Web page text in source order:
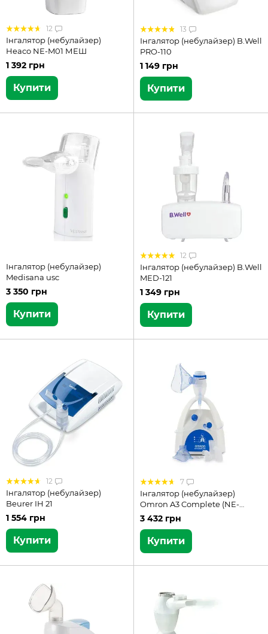
12
Інгалятор (небулайзер)
Heaco NE-M01 МЕШ
1 392 грн
Купити
13
Інгалятор (небулайзер) B.Well
PRO-110
1 149 грн
Купити
Інгалятор (небулайзер)
Medisana usc
3 350 грн
Купити
12
Інгалятор (небулайзер) B.Well
MED-121
1 349 грн
Купити
12
Інгалятор (небулайзер)
Beurer IH 21
1 554 грн
Купити
7
Інгалятор (небулайзер)
Omron A3 Complete (NE-
C300-E)
3 432 грн
Купити